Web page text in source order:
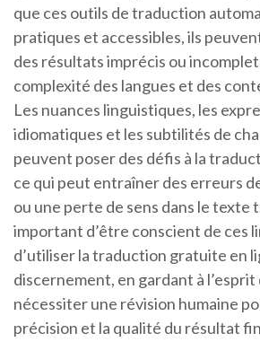
que ces outils de traduction
pratiques et accessibles, ils
des résultats imprécis ou
complexité des langues et des
Les nuances linguistiques, les
idiomatiques et les subtilités de
peuvent poser des défis à la
ce qui peut entraîner des erreurs
ou une perte de sens dans le texte
important d’être conscient de ces
d’utiliser la traduction gratuite en
discernement, en gardant à l’esprit
nécessiter une révision humaine
précision et la qualité du résultat